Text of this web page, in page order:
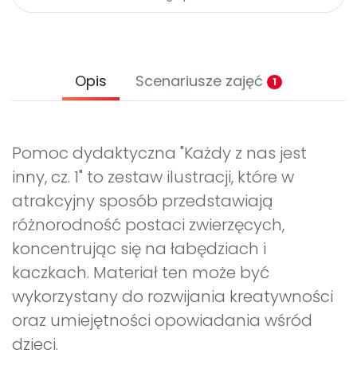
Opis Scenariusze zajęć 1
Pomoc dydaktyczna "Każdy z nas jest
inny, cz. 1" to zestaw ilustracji, które w
atrakcyjny sposób przedstawiają
różnorodność postaci zwierzęcych,
koncentrując się na łabędziach i
kaczkach. Materiał ten może być
wykorzystany do rozwijania kreatywności
oraz umiejętności opowiadania wśród
dzieci.